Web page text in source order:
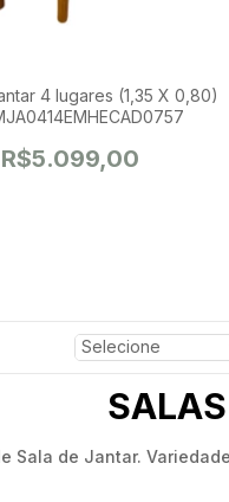
4 lugares (1,35 X 0,80)
R$5.099,00
Sala de Jantar.